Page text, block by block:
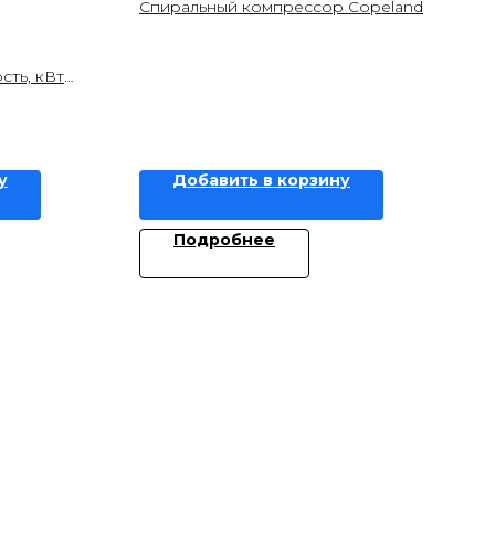
кВт
Спиральный компрессор Copeland
Добавить в корзину
Подробнее